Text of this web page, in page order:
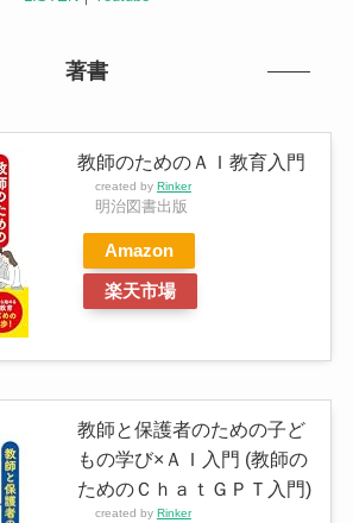
著書
教師のためのＡＩ教育入門
created by Rinker
明治図書出版
Amazon
楽天市場
教師と保護者のための子ど
もの学び×ＡＩ入門 (教師の
ためのＣｈａｔＧＰＴ入門)
created by Rinker